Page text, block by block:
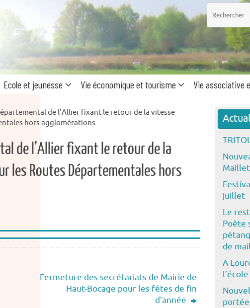
Recherche
pour
Ecole et jeunesse Vie économique et tourisme Vie associative
de l’Allier fixant le retour de la vitesse
hors agglomérations
de l’Allier fixant le retour de la
les Routes Départementales hors
Fermeture des secrétariats de Mairie de
Haut-Bocage pour les fêtes de fin
d’année
juillet
Le
Poête
de
A